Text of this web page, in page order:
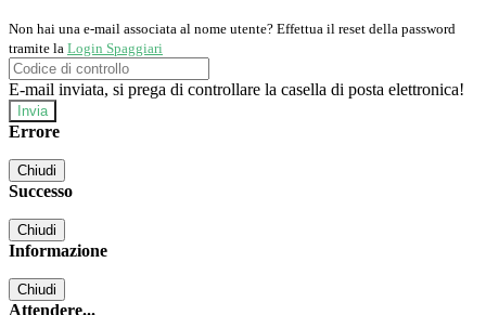
Non hai una e-mail associata al nome utente? Effettua il reset della password
tramite la Login Spaggiari
E-mail inviata, si prega di controllare la casella di posta elettronica!
Errore
Chiudi
Successo
Chiudi
Informazione
Chiudi
Attendere...